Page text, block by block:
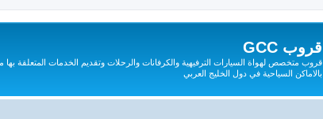
قروب GCC
قروب متخصص لهواة السيارات الترفيهية والكرفانات والرحلات وتقديم الخدمات المتعلقة بها
بالاماكن السياحية في دول الخليج العربي